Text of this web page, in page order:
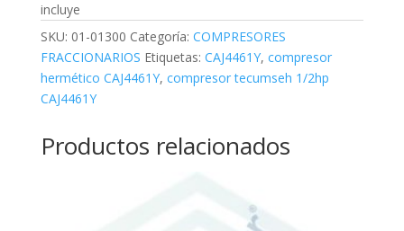
incluye
SKU: 01-01300 Categoría: COMPRESORES
FRACCIONARIOS Etiquetas: CAJ4461Y, compresor
hermético CAJ4461Y, compresor tecumseh 1/2hp
CAJ4461Y
Productos relacionados